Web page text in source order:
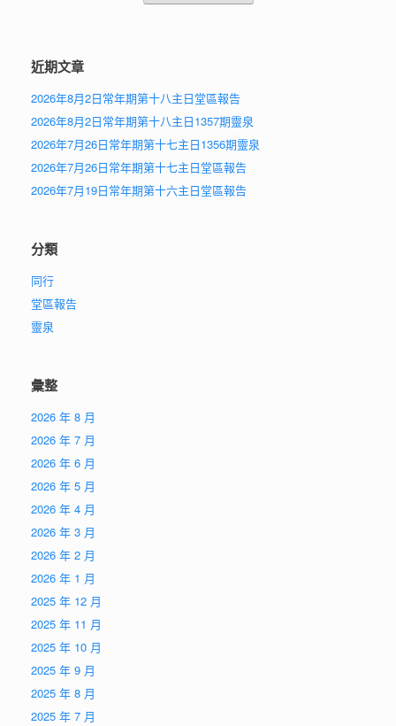
近期文章
2026年8月2日常年期第十八主日堂區報告
2026年8月2日常年期第十八主日1357期靈泉
2026年7月26日常年期第十七主日1356期靈泉
2026年7月26日常年期第十七主日堂區報告
2026年7月19日常年期第十六主日堂區報告
分類
同行
堂區報告
靈泉
彙整
2026 年 8 月
2026 年 7 月
2026 年 6 月
2026 年 5 月
2026 年 4 月
2026 年 3 月
2026 年 2 月
2026 年 1 月
2025 年 12 月
2025 年 11 月
2025 年 10 月
2025 年 9 月
2025 年 8 月
2025 年 7 月